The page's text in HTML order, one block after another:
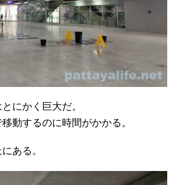
にかく巨大だ。
動するのに時間がかかる。
ある。